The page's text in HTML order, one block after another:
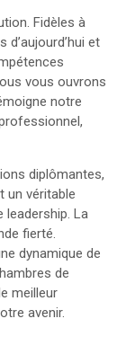
Fidèles à
et
vous ouvrons
notre
diplômantes,
un véritable
La
fierté.
dynamique de
de
meilleur
avenir.